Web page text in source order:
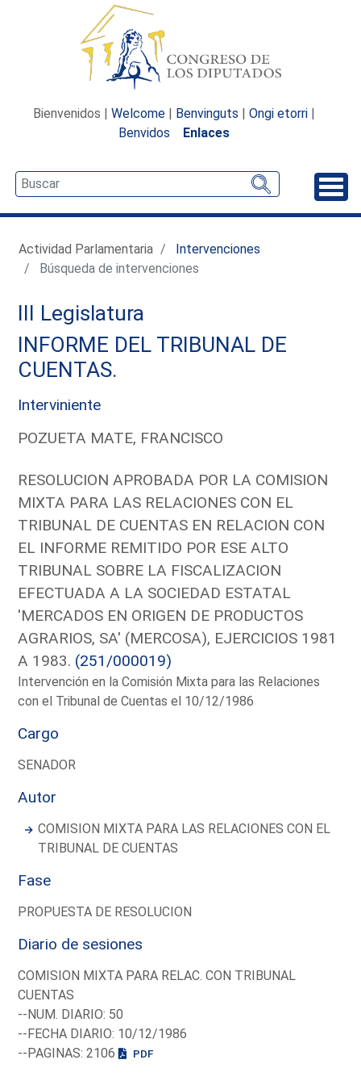
Bienvenidos | Welcome | Benvinguts | Ongi etorri |
Benvidos
Enlaces
Actividad Parlamentaria
Intervenciones
Búsqueda de intervenciones
III Legislatura
INFORME DEL TRIBUNAL DE
CUENTAS.
Interviniente
POZUETA MATE, FRANCISCO
RESOLUCION APROBADA POR LA COMISION
MIXTA PARA LAS RELACIONES CON EL
TRIBUNAL DE CUENTAS EN RELACION CON
EL INFORME REMITIDO POR ESE ALTO
TRIBUNAL SOBRE LA FISCALIZACION
EFECTUADA A LA SOCIEDAD ESTATAL
'MERCADOS EN ORIGEN DE PRODUCTOS
AGRARIOS, SA' (MERCOSA), EJERCICIOS 1981
A 1983. (251/000019)
Intervención en la Comisión Mixta para las Relaciones
con el Tribunal de Cuentas el 10/12/1986
Cargo
SENADOR
Autor
COMISION MIXTA PARA LAS RELACIONES CON EL
TRIBUNAL DE CUENTAS
Fase
PROPUESTA DE RESOLUCION
Diario de sesiones
COMISION MIXTA PARA RELAC. CON TRIBUNAL
CUENTAS
--NUM. DIARIO: 50
--FECHA DIARIO: 10/12/1986
--PAGINAS: 2106
PDF